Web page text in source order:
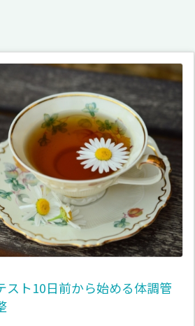
スト10日前から始める体調管